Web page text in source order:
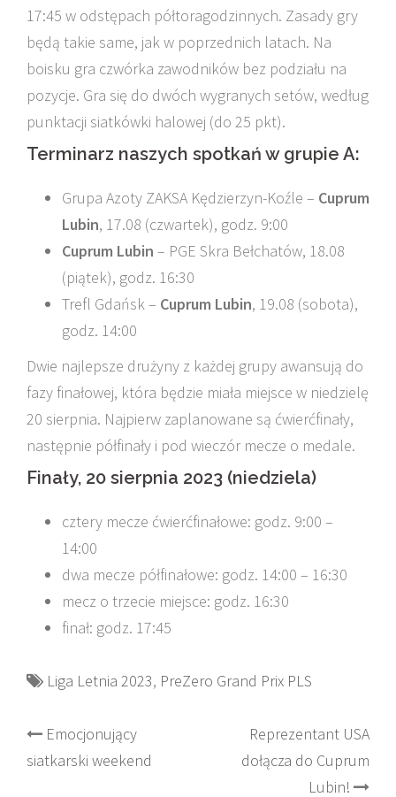
17:45 w odstępach półtoragodzinnych. Zasady gry
będą takie same, jak w poprzednich latach. Na
boisku gra czwórka zawodników bez podziału na
pozycje. Gra się do dwóch wygranych setów, według
punktacji siatkówki halowej (do 25 pkt).
Terminarz naszych spotkań w grupie A:
Grupa Azoty ZAKSA Kędzierzyn-Koźle – Cuprum
Lubin, 17.08 (czwartek), godz. 9:00
Cuprum Lubin – PGE Skra Bełchatów, 18.08
(piątek), godz. 16:30
Trefl Gdańsk – Cuprum Lubin, 19.08 (sobota),
godz. 14:00
Dwie najlepsze drużyny z każdej grupy awansują do
fazy finałowej, która będzie miała miejsce w niedzielę
20 sierpnia. Najpierw zaplanowane są ćwierćfinały,
następnie półfinały i pod wieczór mecze o medale.
Finały, 20 sierpnia 2023 (niedziela)
cztery mecze ćwierćfinałowe: godz. 9:00 –
14:00
dwa mecze półfinałowe: godz. 14:00 – 16:30
mecz o trzecie miejsce: godz. 16:30
finał: godz. 17:45
Liga Letnia 2023, PreZero Grand Prix PLS
Post
navigation
Emocjonujący
siatkarski weekend
Reprezentant USA
dołącza do Cuprum
Lubin!